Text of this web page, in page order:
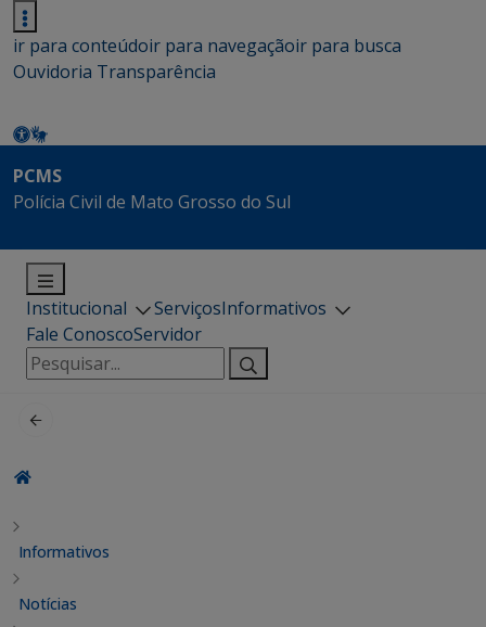
ir para conteúdoir para navegaçãoir para busca
Ouvidoria Transparência
PCMS
Polícia Civil de Mato Grosso do Sul
Institucional ServiçosInformativos
Fale ConoscoServidor
Pesquisar
por:
Informativos
Notícias